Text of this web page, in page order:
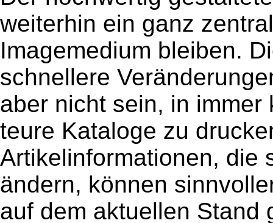
weiterhin ein ganz
Imagemedium bleiben.
schnellere
aber nicht sein, in
teure Kataloge zu
Artikelinformationen, die
ändern, können
auf dem aktuellen Stand